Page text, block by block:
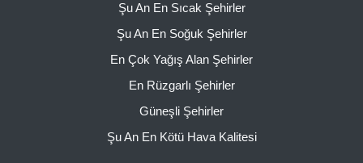
Şu An En Sıcak Şehirler
Şu An En Soğuk Şehirler
En Çok Yağış Alan Şehirler
En Rüzgarlı Şehirler
Güneşli Şehirler
Şu An En Kötü Hava Kalitesi